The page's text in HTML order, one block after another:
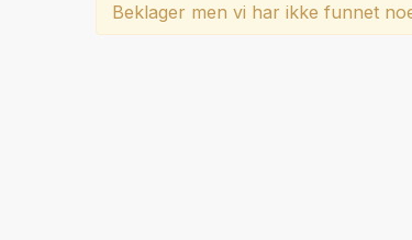
Beklager men vi har ikke funnet